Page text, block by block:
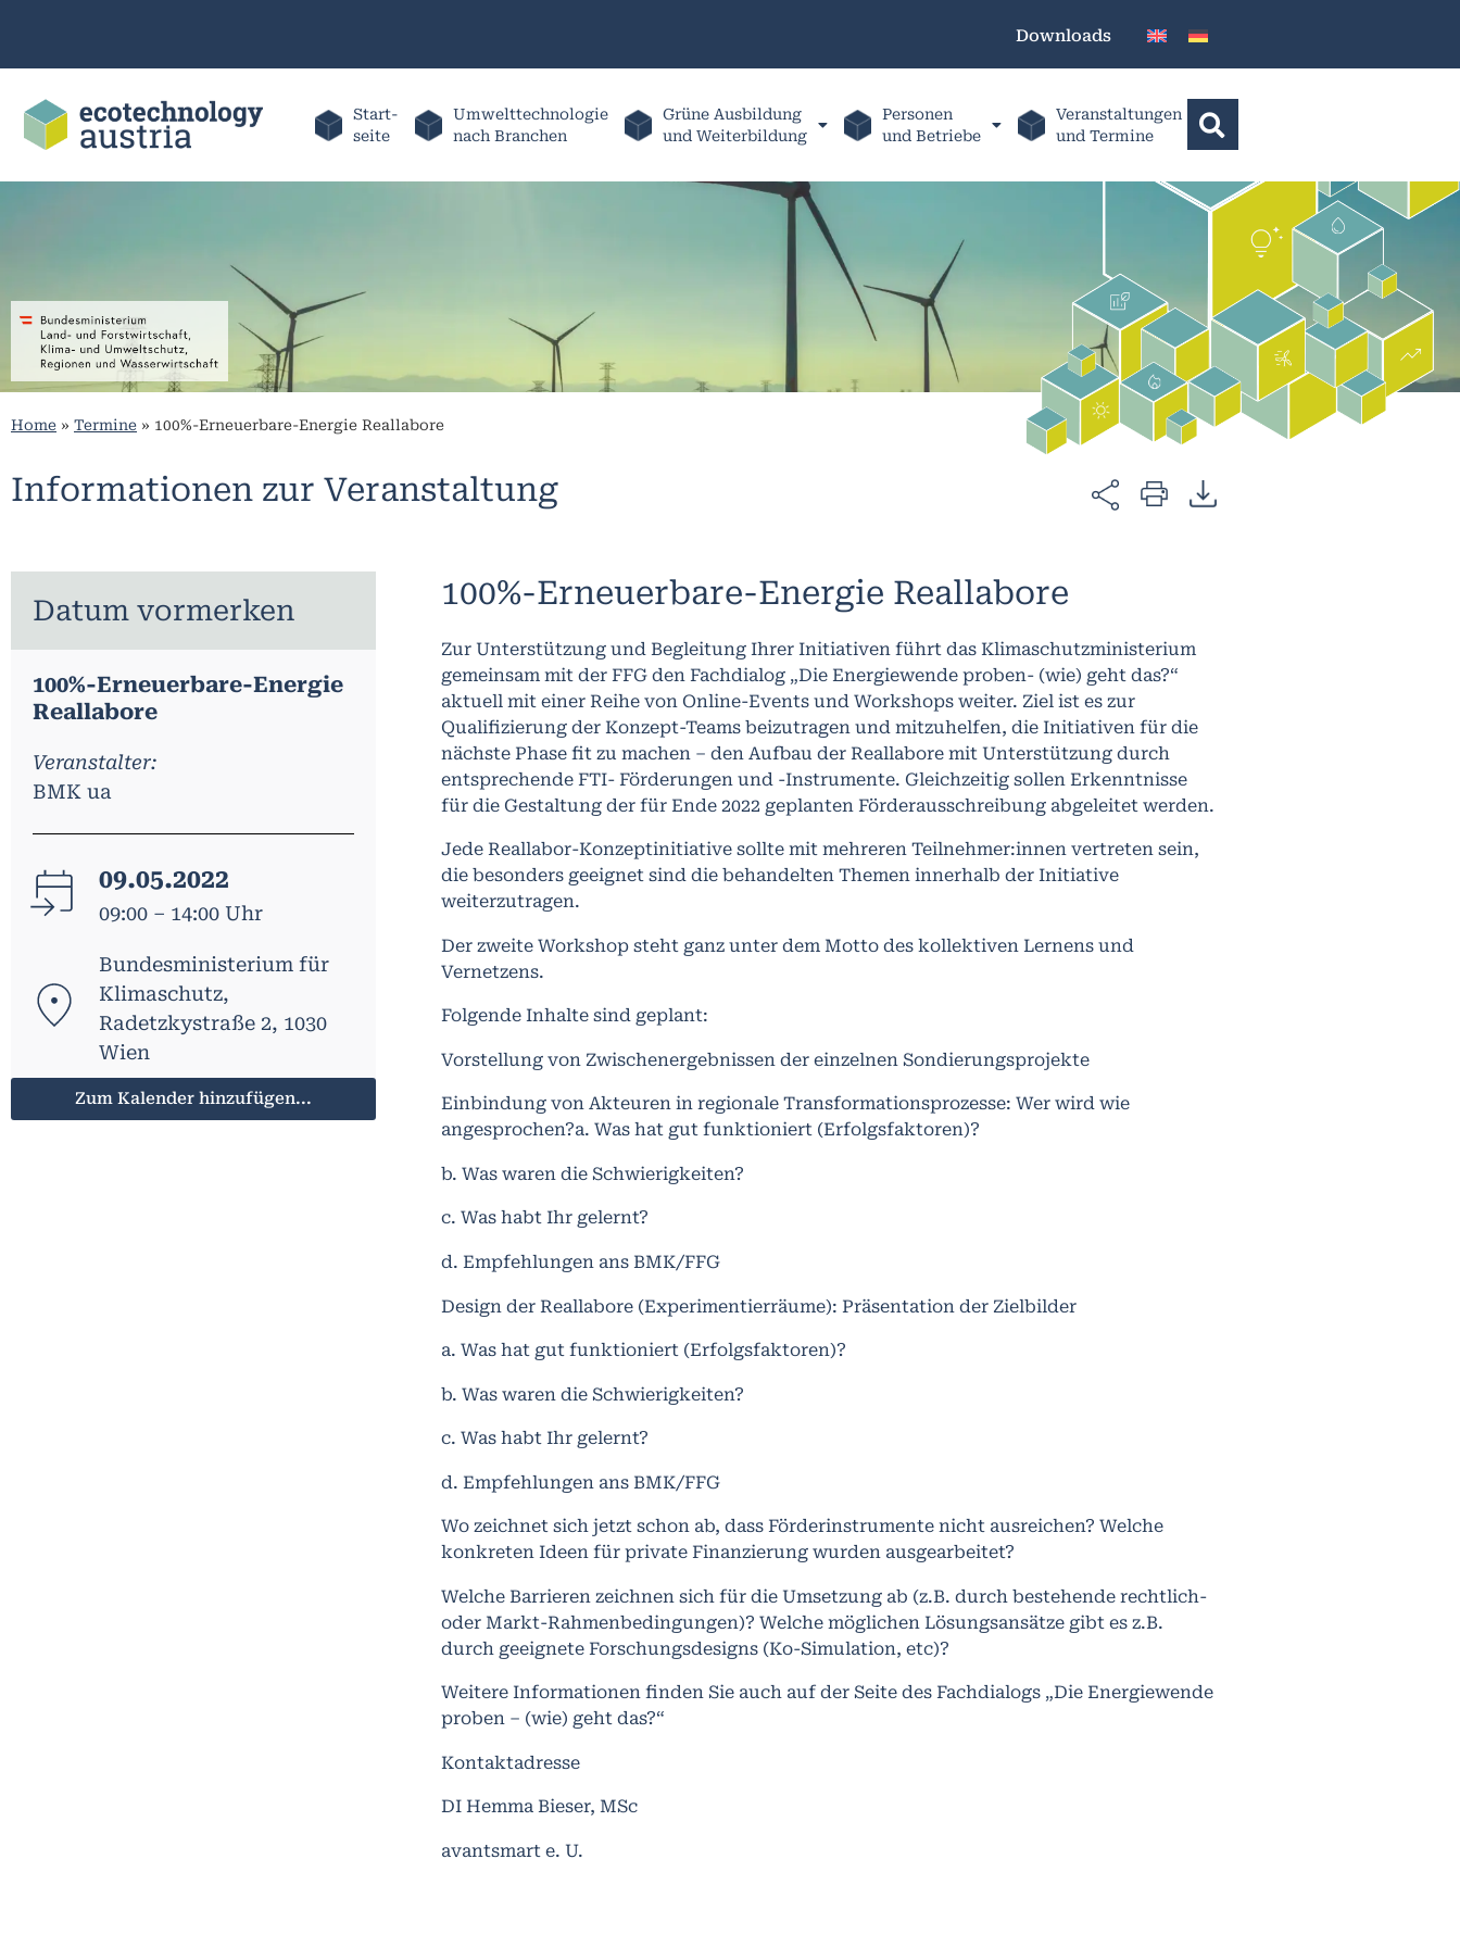
Downloads
Start-
seite
Umwelttechnologie
nach Branchen
Grüne Ausbildung
und Weiterbildung
Personen
und Betriebe
Veranstaltungen
und Termine
Home » Termine » 100%-Erneuerbare-Energie Reallabore
Informationen zur Veranstaltung
Datum vormerken
100%-Erneuerbare-Energie
Reallabore
Veranstalter:
BMK ua
09.05.2022
09:00 – 14:00 Uhr
Bundesministerium für
Klimaschutz,
Radetzkystraße 2, 1030
Wien
Zum Kalender hinzufügen...
100%-Erneuerbare-Energie Reallabore
Zur Unterstützung und Begleitung Ihrer Initiativen führt das Klimaschutzministerium
gemeinsam mit der FFG den Fachdialog „Die Energiewende proben- (wie) geht das?“
aktuell mit einer Reihe von Online-Events und Workshops weiter. Ziel ist es zur
Qualifizierung der Konzept-Teams beizutragen und mitzuhelfen, die Initiativen für die
nächste Phase fit zu machen – den Aufbau der Reallabore mit Unterstützung durch
entsprechende FTI- Förderungen und -Instrumente. Gleichzeitig sollen Erkenntnisse
für die Gestaltung der für Ende 2022 geplanten Förderausschreibung abgeleitet werden.
Jede Reallabor-Konzeptinitiative sollte mit mehreren Teilnehmer:innen vertreten sein,
die besonders geeignet sind die behandelten Themen innerhalb der Initiative
weiterzutragen.
Der zweite Workshop steht ganz unter dem Motto des kollektiven Lernens und
Vernetzens.
Folgende Inhalte sind geplant:
Vorstellung von Zwischenergebnissen der einzelnen Sondierungsprojekte
Einbindung von Akteuren in regionale Transformationsprozesse: Wer wird wie
angesprochen?a. Was hat gut funktioniert (Erfolgsfaktoren)?
b. Was waren die Schwierigkeiten?
c. Was habt Ihr gelernt?
d. Empfehlungen ans BMK/FFG
Design der Reallabore (Experimentierräume): Präsentation der Zielbilder
a. Was hat gut funktioniert (Erfolgsfaktoren)?
b. Was waren die Schwierigkeiten?
c. Was habt Ihr gelernt?
d. Empfehlungen ans BMK/FFG
Wo zeichnet sich jetzt schon ab, dass Förderinstrumente nicht ausreichen? Welche
konkreten Ideen für private Finanzierung wurden ausgearbeitet?
Welche Barrieren zeichnen sich für die Umsetzung ab (z.B. durch bestehende rechtlich-
oder Markt-Rahmenbedingungen)? Welche möglichen Lösungsansätze gibt es z.B.
durch geeignete Forschungsdesigns (Ko-Simulation, etc)?
Weitere Informationen finden Sie auch auf der Seite des Fachdialogs „Die Energiewende
proben – (wie) geht das?“
Kontaktadresse
DI Hemma Bieser, MSc
avantsmart e. U.